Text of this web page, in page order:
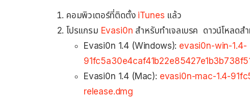
คอมพิวเตอร์ที่ติดตั้ง iTunes แล้ว
โปรแกรม Evasi0n สำหรับทำเจลเบรค ดาวน์โหลดส
Evasi0n 1.4 (Windows): evasi0n-win-1.4-
Evasi0n 1.4 (Mac): evasi0n-mac-1.4-
release.dmg